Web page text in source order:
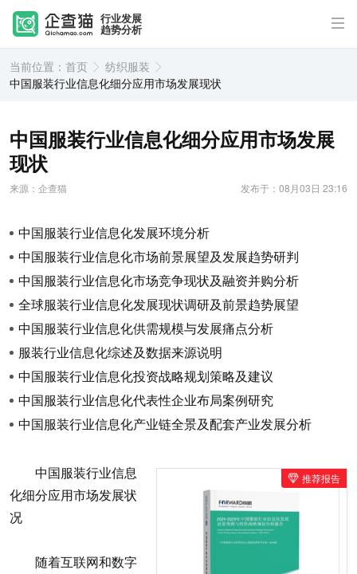
行业发展
趋势分析
当前位置： 首页
纺织服装
中国服装行业信息化细分应用市场发展现状
中国服装行业信息化细分应用市场发展
现状
来源：企查猫 发布于：08月03日 23:16
中国服装行业信息化发展环境分析
中国服装行业信息化市场前景展望及发展趋势研判
中国服装行业信息化市场竞争现状及融资并购分析
全球服装行业信息化发展现状调研及前景趋势展望
中国服装行业信息化供需规模与发展痛点分析
服装行业信息化综述及数据来源说明
中国服装行业信息化投资战略规划策略及建议
中国服装行业信息化代表性企业布局案例研究
中国服装行业信息化产业链全景及配套产业发展分析
推荐报告
中国服装行业信息
化细分应用市场发展状
况
随着互联网和数字